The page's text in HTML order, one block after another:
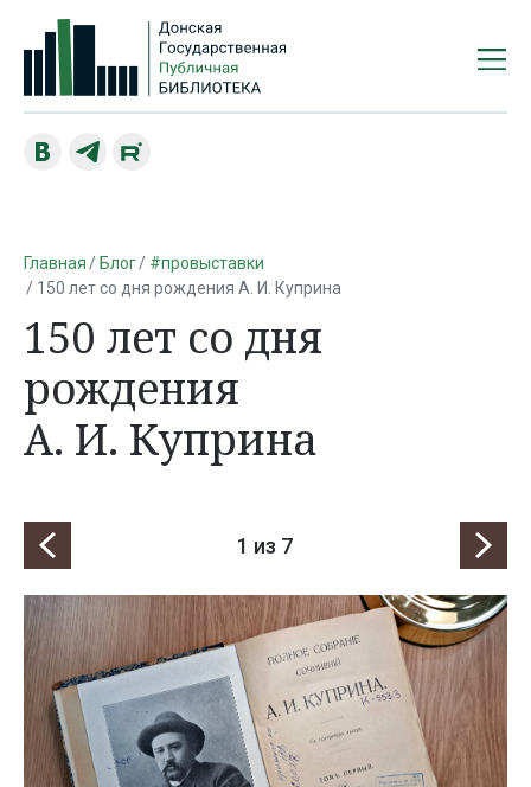
Главная Блог
#провыставки
150 лет со дня рождения А. И. Куприна
150 лет со дня
рождения
А. И. Куприна
1 из 7